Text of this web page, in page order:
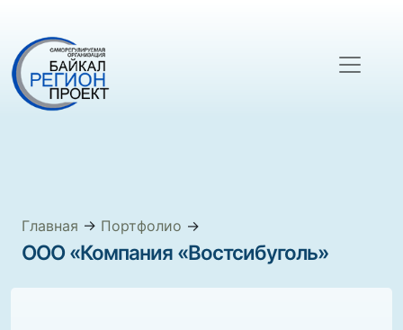
Главная → Портфолио →
ООО «Компания «Востсибуголь»